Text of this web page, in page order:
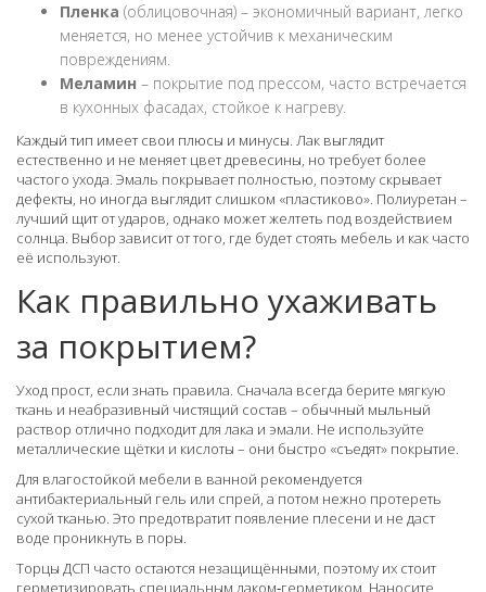
Пленка (облицовочная) – экономичный вариант, легко
меняется, но менее устойчив к механическим
повреждениям.
Меламин – покрытие под прессом, часто встречается
в кухонных фасадах, стойкое к нагреву.
Каждый тип имеет свои плюсы и минусы. Лак выглядит
естественно и не меняет цвет древесины, но требует более
частого ухода. Эмаль покрывает полностью, поэтому скрывает
дефекты, но иногда выглядит слишком «пластиково». Полиуретан –
лучший щит от ударов, однако может желтеть под воздействием
солнца. Выбор зависит от того, где будет стоять мебель и как часто
её используют.
Как правильно ухаживать
за покрытием?
Уход прост, если знать правила. Сначала всегда берите мягкую
ткань и неабразивный чистящий состав – обычный мыльный
раствор отлично подходит для лака и эмали. Не используйте
металлические щётки и кислоты – они быстро «съедят» покрытие.
Для влагостойкой мебели в ванной рекомендуется
антибактериальный гель или спрей, а потом нежно протереть
сухой тканью. Это предотвратит появление плесени и не даст
воде проникнуть в поры.
Торцы ДСП часто остаются незащищёнными, поэтому их стоит
герметизировать специальным лаком‑герметиком. Наносите